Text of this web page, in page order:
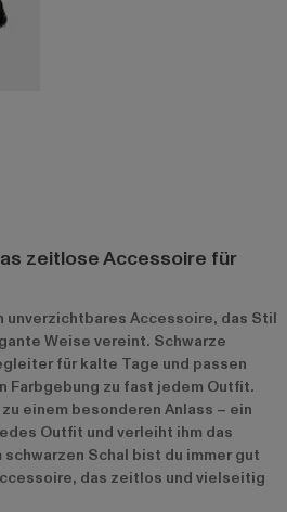
29,99 EUR
zeitlose Accessoire für
unverzichtbares Accessoire, das Stil
Weise vereint. Schwarze
für kalte Tage und passen
Farbgebung zu fast jedem Outfit.
einem besonderen Anlass – ein
Outfit und verleiht ihm das
Schal bist du immer gut
das zeitlos und vielseitig